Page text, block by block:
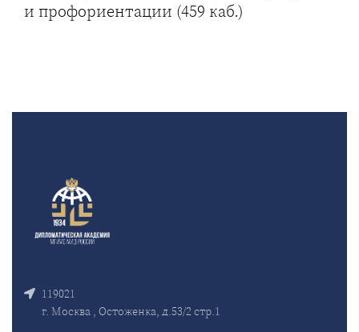
и профориентации (459 каб.)
119021
г. Москва , Остоженка, д.53/2 стр.1